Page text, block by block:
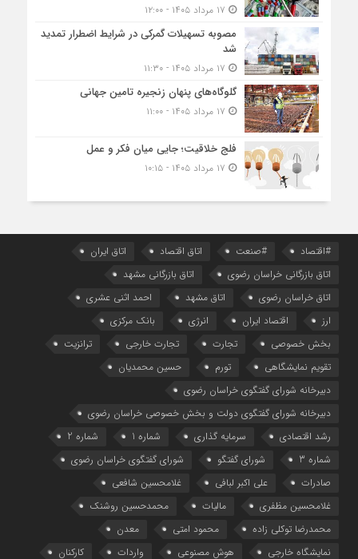
مصوبه تسهیلات گمرکی در شرایط اضطرار تمدید
شد
گلوگاه‌های پنهان زنجیره تامین جهانی
فلج خلاقیت؛ جایی میان فکر و عمل
#اقتصاد #صنعت اتاق اقتصاد
اتاق ایران
اتاق بازرگانی خراسان رضوی
اتاق بازرگانی مشهد
اتاق خراسان رضوی
اتاق مشهد
احمد اثنی عشری
ارز
اقتصاد ایران انرژی
بانک مرکزی
بخش خصوصی
تجارت تجارت خارجی
ترانزیت
تقویم نمایشگاهی
تورم
حسین محمدیان
دبیرخانه شورای گفتگوی خراسان رضوی
دبیرخانه شورای گفتگوی دولت و بخش خصوصی خراسان رضوی
رشد اقتصادی
سرمایه گذاری شماره 1
شماره 2
شماره 3
شورای گفتگو
شورای گفتگوی خراسان رضوی
صادرات
علی اکبر لبافی
غلامحسین شافعی
غلامحسین مظفری
مالیات
محمدحسین روشنک
محمدرضا توکلی زاده
محمود امتی
معدن
نمایشگاه خارجی
هوش مصنوعی واردات کارکنان